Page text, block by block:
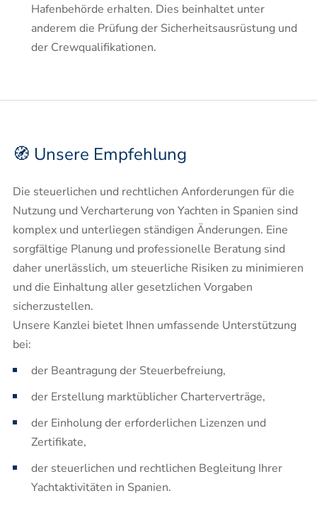
Hafenbehörde erhalten. Dies beinhaltet unter
anderem die Prüfung der Sicherheitsausrüstung und
der Crewqualifikationen.
🧭 Unsere Empfehlung
Die steuerlichen und rechtlichen Anforderungen für die
Nutzung und Vercharterung von Yachten in Spanien sind
komplex und unterliegen ständigen Änderungen. Eine
sorgfältige Planung und professionelle Beratung sind
daher unerlässlich, um steuerliche Risiken zu minimieren
und die Einhaltung aller gesetzlichen Vorgaben
sicherzustellen.
Unsere Kanzlei bietet Ihnen umfassende Unterstützung
bei:
der Beantragung der Steuerbefreiung,
der Erstellung marktüblicher Charterverträge,
der Einholung der erforderlichen Lizenzen und
Zertifikate,
der steuerlichen und rechtlichen Begleitung Ihrer
Yachtaktivitäten in Spanien.